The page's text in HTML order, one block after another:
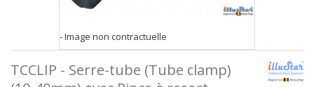
- Image non contractuelle
TCCLIP - Serre-tube (Tube clamp)